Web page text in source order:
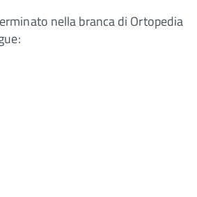
nella branca di Ortopedia